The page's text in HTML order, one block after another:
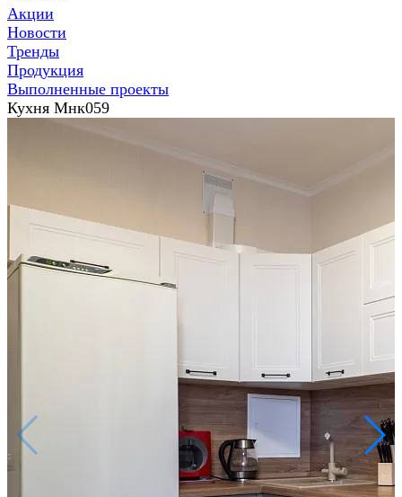
Акции
Новости
Тренды
Продукция
Выполненные проекты
Кухня Мнк059